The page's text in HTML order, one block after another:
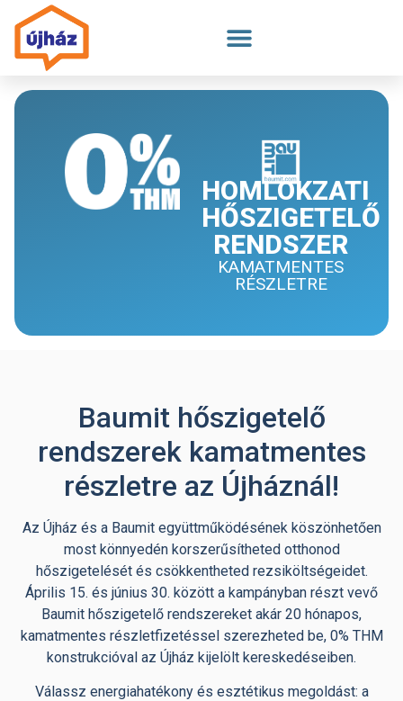
HOMLOKZATI
HŐSZIGETELŐ
RENDSZER
KAMATMENTES
RÉSZLETRE
Baumit hőszigetelő
rendszerek kamatmentes
részletre az Újháznál!
Az Újház és a Baumit együttműködésének köszönhetően
most könnyedén korszerűsítheted otthonod
hőszigetelését és csökkentheted rezsiköltségeidet.
Április 15. és június 30. között a kampányban részt vevő
Baumit hőszigetelő rendszereket akár 20 hónapos,
kamatmentes részletfizetéssel szerezheted be, 0% THM
konstrukcióval az Újház kijelölt kereskedéseiben.
Válassz energiahatékony és esztétikus megoldást: a